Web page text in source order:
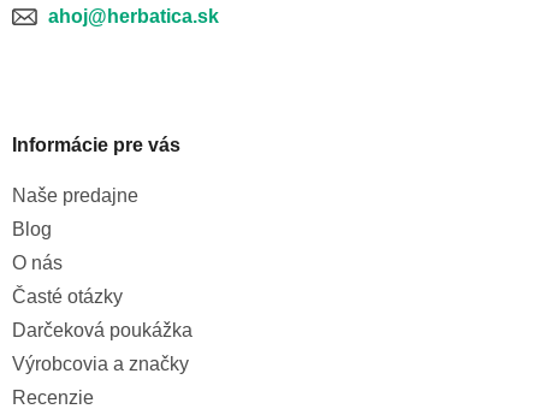
ahoj@herbatica.sk
Informácie pre vás
Naše predajne
Blog
O nás
Časté otázky
Darčeková poukážka
Výrobcovia a značky
Recenzie